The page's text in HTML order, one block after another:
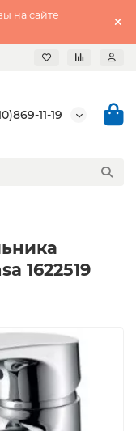
на сайте
11-19
1622519